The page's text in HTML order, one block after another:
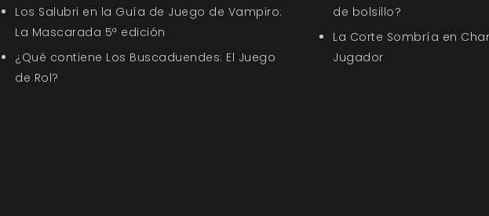
Los Salubri en la Guía de Juego de Vampiro:
La Mascarada 5ª edición
¿Qué contiene Los Buscaduendes: El Juego
de Rol?
de bolsillo?
La Corte Sombría en
Jugador